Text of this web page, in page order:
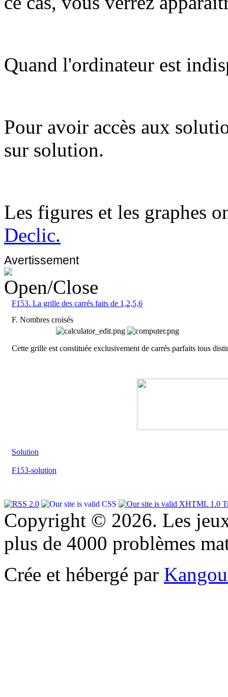
Quand l'ordinateur est
Pour avoir accès aux
sur solution.
Les figures et les graphes
Declic.
Avertissement
F153. La grille des carrés faits de 1,2,5,6
F. Nombres croisés
Cette grille est constituée exclusivement de carrés parfaits tous
Solution
F153-solution
Copyright © 2026. Les
plus de 4000 problèmes
Crée et hébergé par